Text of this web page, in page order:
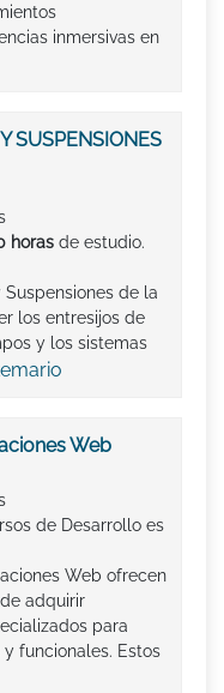
inmersivas en
SUSPENSIONES
horas de estudio.
Suspensiones de la
los entresijos de
y los sistemas
Web
de Desarrollo es
Web ofrecen
adquirir
para
funcionales. Estos